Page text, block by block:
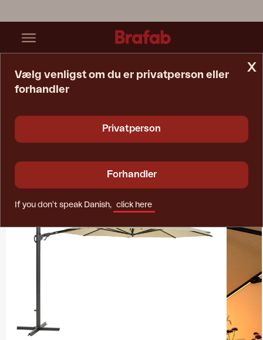
x
Vælg venligst om du er privatperson eller
forhandler
Privatperson
Forhandler
If you don't speak Danish, click here